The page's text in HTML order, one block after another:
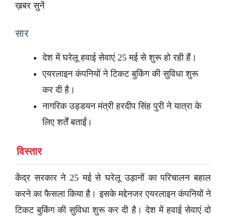
ख़बर सुनें
सार
देश में घरेलू हवाई सेवाएं 25 मई से शुरू हो रही हैं।
एयरलाइन कंपनियों ने टिकट बुकिंग की सुविधा शुरू
कर दी है।
नागरिक उड्डयन मंत्री हरदीप सिंह पुरी ने यात्रा के
लिए शर्तें बताईं।
विस्तार
केंद्र सरकार ने 25 मई से घरेलू उड़ानों का परिचालन बहाल
करने का फैसला किया है। इसके मद्देनजर एयरलाइन कंपनियों ने
टिकट बुकिंग की सुविधा शुरू कर दी है। देश में हवाई सेवाएं दो